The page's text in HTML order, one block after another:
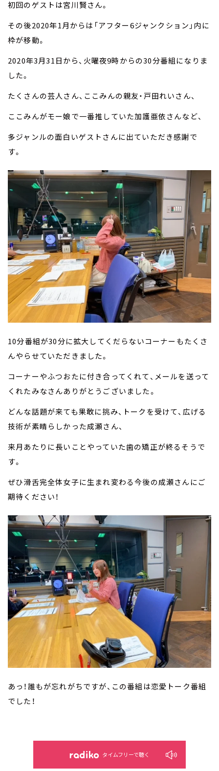
初回のゲストは宮川賢さん。
その後2020年1月からは「アフター6ジャンクション」内に
枠が移動。
2020年3月31日から、火曜夜9時からの30分番組になりま
した。
たくさんの芸人さん、ここみんの親友・戸田れいさん、
ここみんがモー娘で一番推していた加護亜依さんなど、
多ジャンルの面白いゲストさんに出ていただき感謝で
す。
10分番組が30分に拡大してくだらないコーナーもたくさ
んやらせていただきました。
コーナーやふつおたに付き合ってくれて、メールを送って
くれたみなさんありがとうございました。
どんな話題が来ても果敢に挑み、トークを受けて、広げる
技術が素晴らしかった成瀬さん、
来月あたりに長いことやっていた歯の矯正が終るそうで
す。
ぜひ滑舌完全体女子に生まれ変わる今後の成瀬さんにご
期待ください！
あっ！誰もが忘れがちですが、この番組は恋愛トーク番組
でした！
タイムフリーで聴く